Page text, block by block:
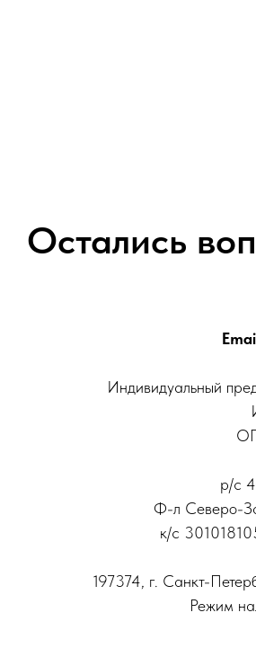
Остались
Индивидуальный
р/с
Ф-л Северо-
к/с
197374, г. Санкт-
Режим